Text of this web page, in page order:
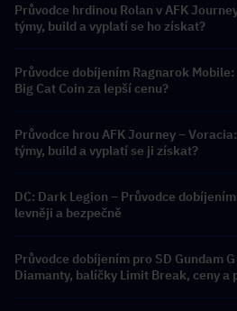
Průvodce hrdinou Rolan v AFK
týmy, build a vyplatí se ho získat?
Průvodce dobíjením Ragnarok
Big Cat Coin za lepší cenu?
Průvodce hrou AFK Journey –
týmy, build a vyplatí se ji získat?
DC: Dark Legion – Průvodce
levněji a bezpečně
Průvodce dobíjením pro SD Gundam
Diamanty, balíčky Limit Break, ceny a